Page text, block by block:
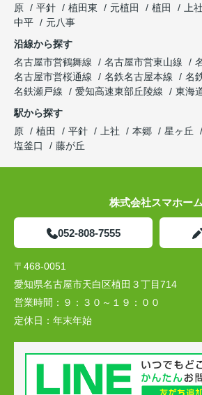
原
平針 植田東 元植田 植田 上社
中平
元八事
沿線から探す
名古屋市営鶴舞線
名古屋市営東山線
名古屋市営桜通線
名鉄名古屋本線
名
名鉄瀬戸線
愛知高速東部丘陵線 東海
駅から探す
原
植田 平針 上社 本郷 星ヶ丘
塩釜口
藤が丘
株式会社スマホーム
052-808-7555
〒468-0051
愛知県名古屋市天白区植田３丁目714
営業時間： ９：３０～１９：００
定休日： 年末年始